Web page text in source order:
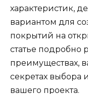
характеристик,
вариантом для
покрытий на
статье подробно
преимуществах,
секретах выбора
вашего проекта.